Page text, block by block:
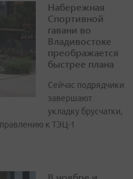
Набережная
Спортивной
гавани во
Владивостоке
преображается
быстрее плана
Сейчас подрядчики
завершают
укладку брусчатки,
к ТЭЦ-1